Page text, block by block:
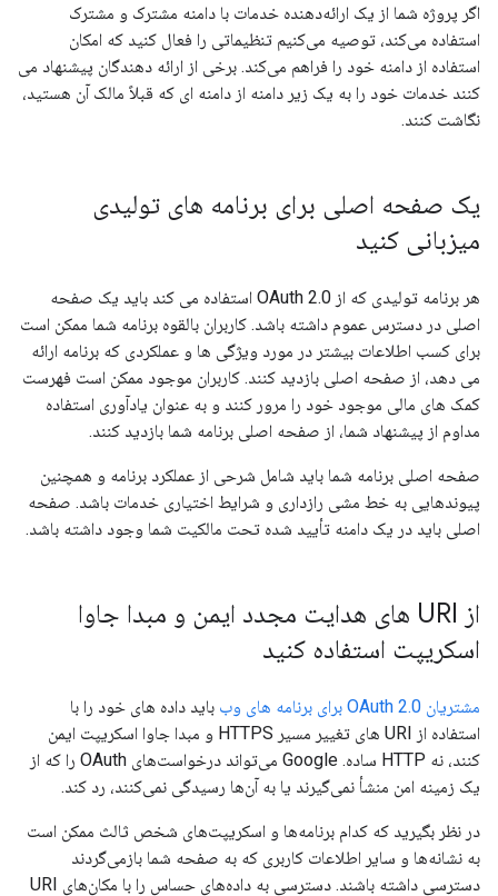
اگر پروژه شما از یک ارائه‌دهنده خدمات با دامنه مشترک و مشترک
استفاده می‌کند، توصیه می‌کنیم تنظیماتی را فعال کنید که امکان
استفاده از دامنه خود را فراهم می‌کند. برخی از ارائه دهندگان پیشنهاد می
کنند خدمات خود را به یک زیر دامنه از دامنه ای که قبلاً مالک آن هستید،
نگاشت کنند.
یک صفحه اصلی برای برنامه های تولیدی
میزبانی کنید
هر برنامه تولیدی که از OAuth 2.0 استفاده می کند باید یک صفحه
اصلی در دسترس عموم داشته باشد. کاربران بالقوه برنامه شما ممکن است
برای کسب اطلاعات بیشتر در مورد ویژگی ها و عملکردی که برنامه ارائه
می دهد، از صفحه اصلی بازدید کنند. کاربران موجود ممکن است فهرست
کمک های مالی موجود خود را مرور کنند و به عنوان یادآوری استفاده
مداوم از پیشنهاد شما، از صفحه اصلی برنامه شما بازدید کنند.
صفحه اصلی برنامه شما باید شامل شرحی از عملکرد برنامه و همچنین
پیوندهایی به خط مشی رازداری و شرایط اختیاری خدمات باشد. صفحه
اصلی باید در یک دامنه تأیید شده تحت مالکیت شما وجود داشته باشد.
از URI های هدایت مجدد ایمن و مبدا جاوا
اسکریپت استفاده کنید
مشتریان OAuth 2.0 برای برنامه های وب
باید داده های خود را با
استفاده از URI های تغییر مسیر HTTPS و مبدا جاوا اسکریپت ایمن
کنند، نه HTTP ساده. Google می‌تواند درخواست‌های OAuth را که از
یک زمینه امن منشأ نمی‌گیرند یا به آن‌ها رسیدگی نمی‌کنند، رد کند.
در نظر بگیرید که کدام برنامه‌ها و اسکریپت‌های شخص ثالث ممکن است
به نشانه‌ها و سایر اطلاعات کاربری که به صفحه شما بازمی‌گردند
دسترسی داشته باشند. دسترسی به داده‌های حساس را با مکان‌های URI